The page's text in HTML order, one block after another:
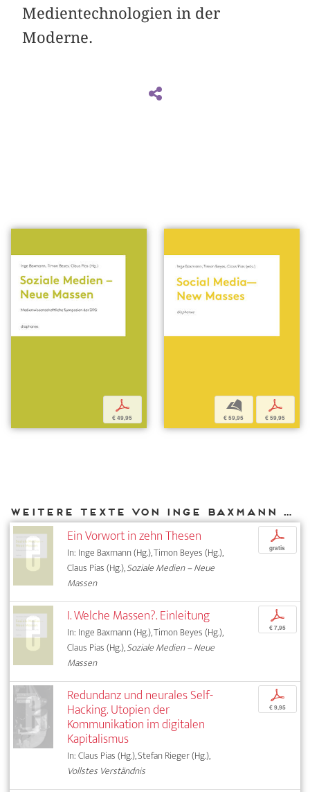
Medientechnologien in der
Moderne.
p
€ 49,95
b
€ 59,95
p
€ 59,95
Weitere Texte von Inge Baxmann bei DIAPHANES
Ein Vorwort in zehn Thesen
In: Inge Baxmann (Hg.), Timon Beyes (Hg.),
Claus Pias (Hg.),Soziale Medien – Neue
Massen
p
gratis
I. Welche Massen?. Einleitung
In: Inge Baxmann (Hg.), Timon Beyes (Hg.),
Claus Pias (Hg.),Soziale Medien – Neue
Massen
p
€ 7,95
Redundanz und neurales Self-
Hacking. Utopien der
Kommunikation im digitalen
Kapitalismus
In: Claus Pias (Hg.), Stefan Rieger (Hg.),
Vollstes Verständnis
p
€ 9,95